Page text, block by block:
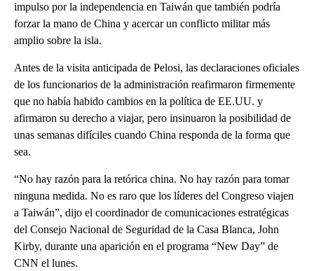
impulso por la independencia en Taiwán que también podría
forzar la mano de China y acercar un conflicto militar más
amplio sobre la isla.
Antes de la visita anticipada de Pelosi, las declaraciones oficiales
de los funcionarios de la administración reafirmaron firmemente
que no había habido cambios en la política de EE.UU. y
afirmaron su derecho a viajar, pero insinuaron la posibilidad de
unas semanas difíciles cuando China responda de la forma que
sea.
“No hay razón para la retórica china. No hay razón para tomar
ninguna medida. No es raro que los líderes del Congreso viajen
a Taiwán”, dijo el coordinador de comunicaciones estratégicas
del Consejo Nacional de Seguridad de la Casa Blanca, John
Kirby, durante una aparición en el programa “New Day” de
CNN el lunes.